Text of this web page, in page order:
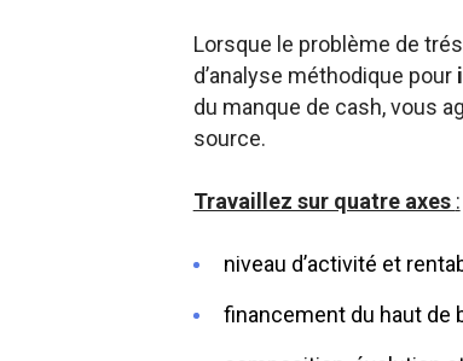
Lorsque le problème de
d’analyse méthodique pour
du manque de cash, vous
source.
Travaillez sur quatre axes :
niveau d’activité et
financement du haut de